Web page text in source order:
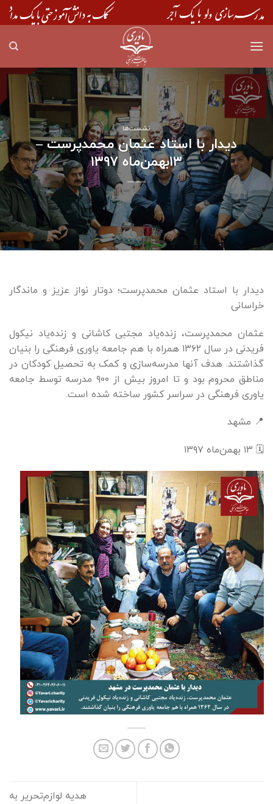
Skip
to
نشست‌ها
دیدار با استاد عثمان محمدپرست –
۱۳بهمن‌ماه ۱۳۹۷
دیدار با استاد عثمان محمدپرست؛ دوتار نواز عزیز و ماندگار
خراسانی
عثمان محمدپرست، زنده‌یاد مجتبی کاشانی و زنده‌یاد نیکول
فریدنی در سال ۱۳۶۲ همراه با هم جامعه یاوری فرهنگی را بنیان
گذاشتند. هدف آنها مدرسه‌سازی و کمک به تحصیل کودکان در
مناطق محروم بود و تا امروز بیش از ۹۰۰ مدرسه توسط جامعه
یاوری فرهنگی در سراسر کشور ساخته شده است.
📍 مشهد
🗓 ۱۳ بهمن‌ماه ۱۳۹۷
هدیه لوازم‌تحریر به